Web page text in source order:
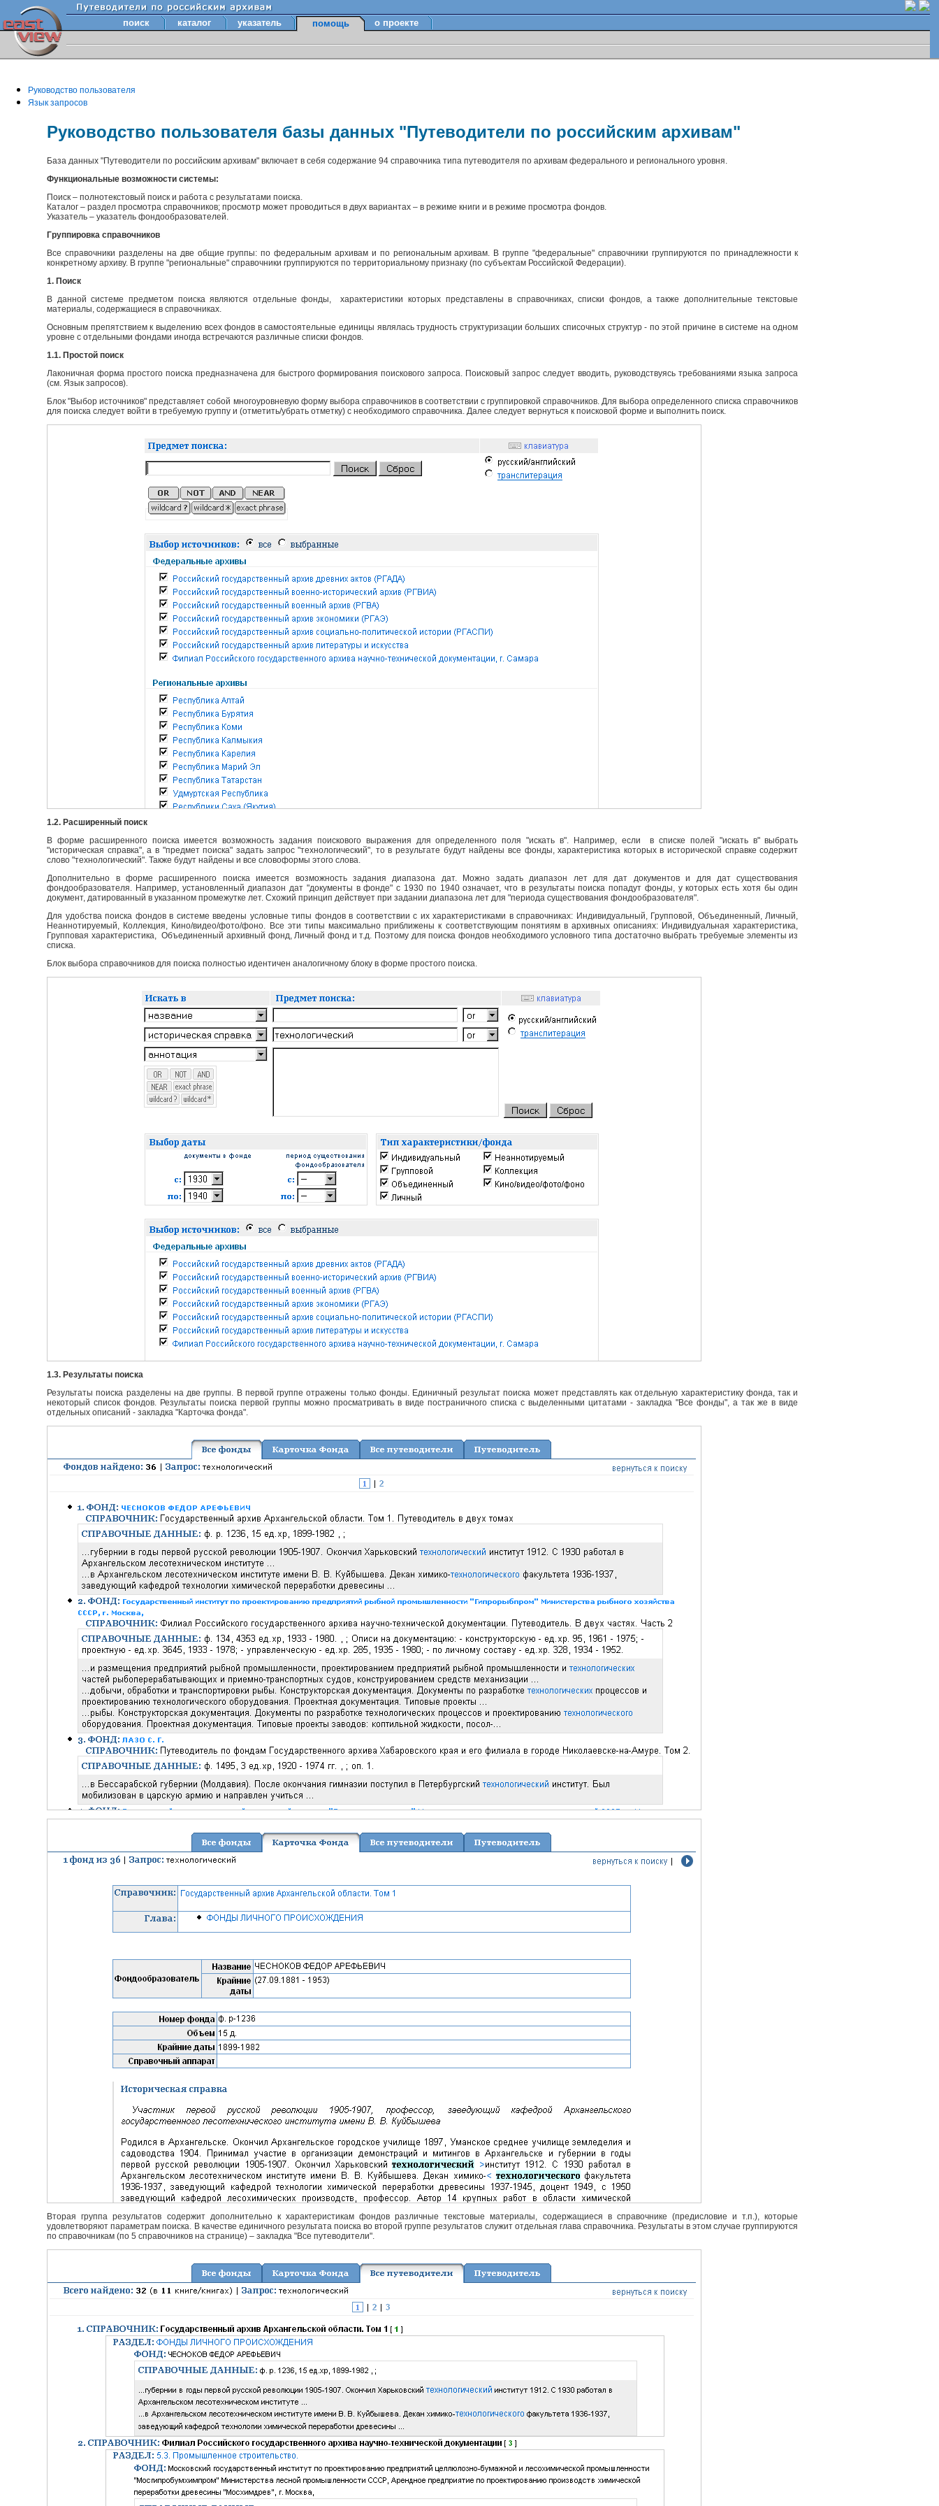
поиск каталог указатель помощь о проекте
Руководство пользователя
Язык запросов
Руководство пользователя базы данных "Путеводители по российским архивам"
База данных "Путеводители по российским архивам" включает в себя содержание 94 справочника типа путеводителя по архивам федерального и регионального уровня.
Функциональные возможности системы:
Поиск – полнотекстовый поиск и работа с результатами поиска.
Каталог – раздел просмотра справочников; просмотр может проводиться в двух вариантах – в режиме книги и в режиме просмотра фондов.
Указатель – указатель фондообразователей.
Группировка справочников
Все справочники разделены на две общие группы: по федеральным архивам и по региональным архивам. В группе "федеральные" справочники группируются по принадлежности к
конкретному архиву. В группе "региональные" справочники группируются по территориальному признаку (по субъектам Российской Федерации).
1. Поиск
В данной системе предметом поиска являются отдельные фонды, характеристики которых представлены в справочниках, списки фондов, а также дополнительные текстовые
материалы, содержащиеся в справочниках.
Основным препятствием к выделению всех фондов в самостоятельные единицы являлась трудность структуризации больших списочных структур - по этой причине в системе на одном
уровне с отдельными фондами иногда встречаются различные списки фондов.
1.1. Простой поиск
Лаконичная форма простого поиска предназначена для быстрого формирования поискового запроса. Поисковый запрос следует вводить, руководствуясь требованиями языка запроса
(см. Язык запросов).
Блок "Выбор источников" представляет собой многоуровневую форму выбора справочников в соответствии с группировкой справочников. Для выбора определенного списка справочников
для поиска следует войти в требуемую группу и (отметить/убрать отметку) с необходимого справочника. Далее следует вернуться к поисковой форме и выполнить поиск.
1.2. Расширенный поиск
В форме расширенного поиска имеется возможность задания поискового выражения для определенного поля "искать в". Например, если в списке полей "искать в" выбрать
"историческая справка", а в "предмет поиска" задать запрос "технологический", то в результате будут найдены все фонды, характеристика которых в исторической справке содержит
слово "технологический". Также будут найдены и все словоформы этого слова.
Дополнительно в форме расширенного поиска имеется возможность задания диапазона дат. Можно задать диапазон лет для дат документов и для дат существования
фондообразователя. Например, установленный диапазон дат "документы в фонде" с 1930 по 1940 означает, что в результаты поиска попадут фонды, у которых есть хотя бы один
документ, датированный в указанном промежутке лет. Схожий принцип действует при задании диапазона лет для "периода существования фондообразователя".
Для удобства поиска фондов в системе введены условные типы фондов в соответствии с их характеристиками в справочниках: Индивидуальный, Групповой, Объединенный, Личный,
Неаннотируемый, Коллекция, Кино/видео/фото/фоно. Все эти типы максимально приближены к соответствующим понятиям в архивных описаниях: Индивидуальная характеристика,
Групповая характеристика, Объединенный архивный фонд, Личный фонд и т.д. Поэтому для поиска фондов необходимого условного типа достаточно выбрать требуемые элементы из
списка.
Блок выбора справочников для поиска полностью идентичен аналогичному блоку в форме простого поиска.
1.3. Результаты поиска
Результаты поиска разделены на две группы. В первой группе отражены только фонды. Единичный результат поиска может представлять как отдельную характеристику фонда, так и
некоторый список фондов. Результаты поиска первой группы можно просматривать в виде постраничного списка с выделенными цитатами - закладка "Все фонды", а так же в виде
отдельных описаний - закладка "Карточка фонда".
Вторая группа результатов содержит дополнительно к характеристикам фондов различные текстовые материалы, содержащиеся в справочнике (предисловие и т.п.), которые
удовлетворяют параметрам поиска. В качестве единичного результата поиска во второй группе результатов служит отдельная глава справочника. Результаты в этом случае группируются
по справочникам (по 5 справочников на странице) – закладка "Все путеводители".